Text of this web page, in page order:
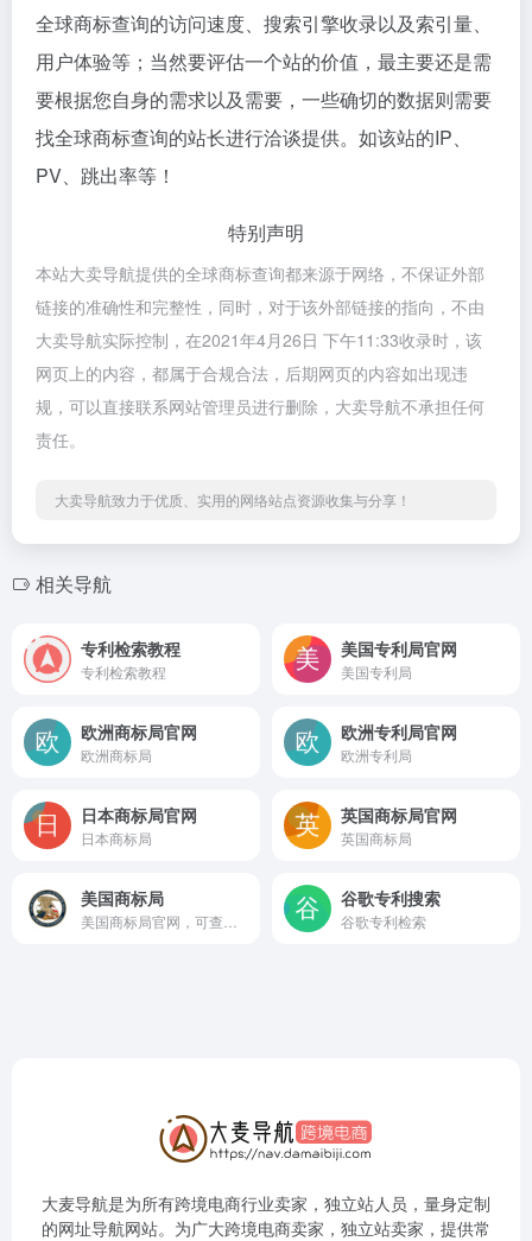
全球商标查询的访问速度、搜索引擎收录以及索引量、
用户体验等；当然要评估一个站的价值，最主要还是需
要根据您自身的需求以及需要，一些确切的数据则需要
找全球商标查询的站长进行洽谈提供。如该站的IP、
PV、跳出率等！
特别声明
本站大卖导航提供的全球商标查询都来源于网络，不保证外部
链接的准确性和完整性，同时，对于该外部链接的指向，不由
大卖导航实际控制，在2021年4月26日 下午11:33收录时，该
网页上的内容，都属于合规合法，后期网页的内容如出现违
规，可以直接联系网站管理员进行删除，大卖导航不承担任何
责任。
大卖导航致力于优质、实用的网络站点资源收集与分享！
相关导航
专利检索教程
专利检索教程
美国专利局官网
美国专利局
欧洲商标局官网
欧洲商标局
欧洲专利局官网
欧洲专利局
日本商标局官网
日本商标局
英国商标局官网
英国商标局
美国商标局 谷歌专利搜索
谷歌专利检索
大麦导航是为所有跨境电商行业卖家，独立站人员，量身定制
的网址导航网站。为广大跨境电商卖家，独立站卖家，提供常